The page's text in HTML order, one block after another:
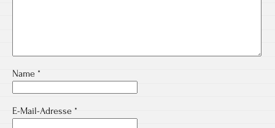
Name *
E-Mail-Adresse *